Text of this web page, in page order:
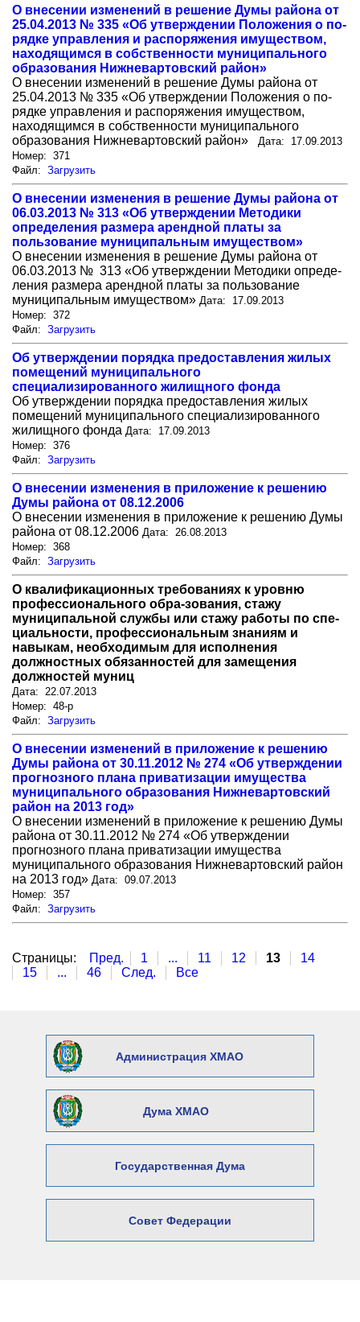
О внесении изменений в решение Думы района от
25.04.2013 № 335 «Об утверждении Положения о по­
рядке управления и распоряже­ния имуществом,
находящимся в собст­венности муниципального
образова­ния Нижневартовский район»
О внесении изменений в решение Думы района от
25.04.2013 № 335 «Об утверждении Положения о по­
рядке управления и распоряже­ния имуществом,
находящимся в собст­венности муниципального
образова­ния Нижневартовский район» Дата: 17.09.2013
Номер: 371
Файл: Загрузить
О внесении изменения в решение Думы района от
06.03.2013 № 313 «Об утверждении Методики
опреде­ления размера арендной платы за
пользование муниципальным имуще­ством»
О внесении изменения в решение Думы района от
06.03.2013 № 313 «Об утверждении Методики опреде­
ления размера арендной платы за пользование
муниципальным имуще­ством» Дата: 17.09.2013
Номер: 372
Файл: Загрузить
Об утверждении порядка предоставления жилых
помещений муниципального
специализированного жилищного фонда
Об утверждении порядка предоставления жилых
помещений муниципального специализированного
жилищного фонда Дата: 17.09.2013
Номер: 376
Файл: Загрузить
О внесении изменения в приложение к решению
Думы района от 08.12.2006
О внесении изменения в приложение к решению Думы
района от 08.12.2006 Дата: 26.08.2013
Номер: 368
Файл: Загрузить
О квалификационных требованиях к уровню
профессионального обра-зования, стажу
муниципальной службы или стажу работы по спе-
циальности, профессиональным знаниям и
навыкам, необходимым для исполнения
должностных обязанностей для замещения
должностей муниц
Дата: 22.07.2013
Номер: 48-р
Файл: Загрузить
О внесении изменений в приложение к решению
Думы района от 30.11.2012 № 274 «Об утверждении
прогнозного плана приватизации имущества
муниципального образования Нижневартовский
район на 2013 год»
О внесении изменений в приложение к решению Думы
района от 30.11.2012 № 274 «Об утверждении
прогнозного плана приватизации имущества
муниципального образования Нижневартовский район
на 2013 год» Дата: 09.07.2013
Номер: 357
Файл: Загрузить
Страницы: Пред. 1 ... 11 12 13
14
15
... 46 След. Все
Администрация ХМАО
Дума ХМАО
Государственная Дума
Совет Федерации